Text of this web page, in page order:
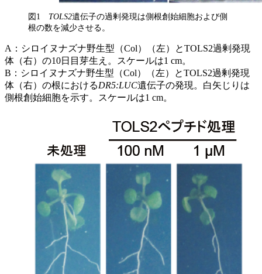
図1 TOLS2遺伝子の過剰発現は側根創始細胞および側
根の数を減少させる。
A：シロイヌナズナ野生型（Col）（左）とTOLS2過剰発現
体（右）の10日目芽生え。スケールは1 cm。
B：シロイヌナズナ野生型（Col）（左）とTOLS2過剰発現
体（右）の根におけるDR5:LUC遺伝子の発現。白矢じりは
側根創始細胞を示す。スケールは1 cm。